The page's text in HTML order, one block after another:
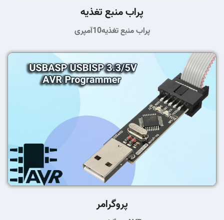
پراب منبع تغذیه
پراب منبع تغذیه10آمپری
پروگرامر